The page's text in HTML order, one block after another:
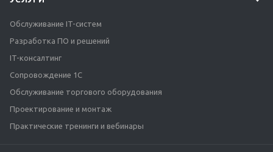
Обслуживание IT-систем
Разработка ПО и решений
IT-консалтинг
Сопровождение 1С
Обслуживание торгового оборудования
Проектирование и монтаж
Практические тренинги и вебинары